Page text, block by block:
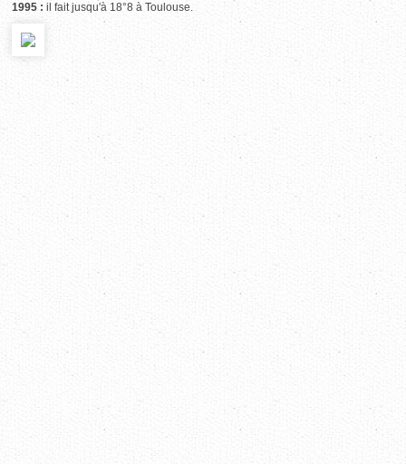
1995 : il fait jusqu'à 18°8 à Toulouse.